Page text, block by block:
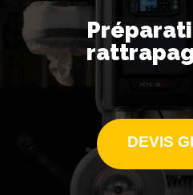
DEVIS